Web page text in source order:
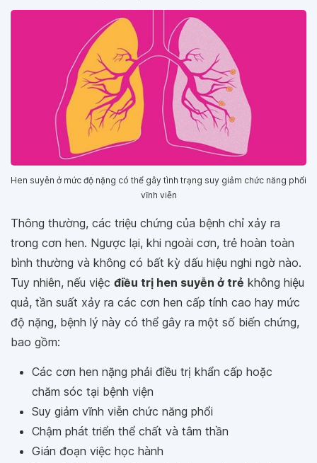
Hen suyễn ở mức độ nặng có thể gây tình trạng suy giảm chức năng phổi
vĩnh viễn
Thông thường, các triệu chứng của bệnh chỉ xảy ra
trong cơn hen. Ngược lại, khi ngoài cơn, trẻ hoàn toàn
bình thường và không có bất kỳ dấu hiệu nghi ngờ nào.
Tuy nhiên, nếu việc điều trị hen suyễn ở trẻ không hiệu
quả, tần suất xảy ra các cơn hen cấp tính cao hay mức
độ nặng, bệnh lý này có thể gây ra một số biến chứng,
bao gồm:
Các cơn hen nặng phải điều trị khẩn cấp hoặc
chăm sóc tại bệnh viện
Suy giảm vĩnh viễn chức năng phổi
Chậm phát triển thể chất và tâm thần
Gián đoạn việc học hành